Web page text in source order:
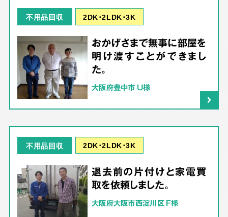
不用品回収 2DK･2LDK･3K
おかげさまで無事に部屋を
明け渡すことができまし
た。
大阪府豊中市 U様
不用品回収 2DK･2LDK･3K
退去前の片付けと家電買
取を依頼しました。
大阪府大阪市西淀川区 F様